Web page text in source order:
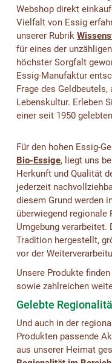
Webshop direkt
Vielfalt von Essig
unserer Rubrik
für eines der
höchster Sorgfalt
Essig-Manufaktur
Frage des
Lebenskultur. Erleben
einer seit 1950
Für den hohen Essig-
Bio-Essige, liegt uns
Herkunft und Qualität
jederzeit
diesem Grund werden
überwiegend regionale
Umgebung
Tradition hergestellt,
vor der
Unsere Produkte
sowie zahlreichen
Gelebte
Und auch in der
Produkten passende
aus unserer Heimat